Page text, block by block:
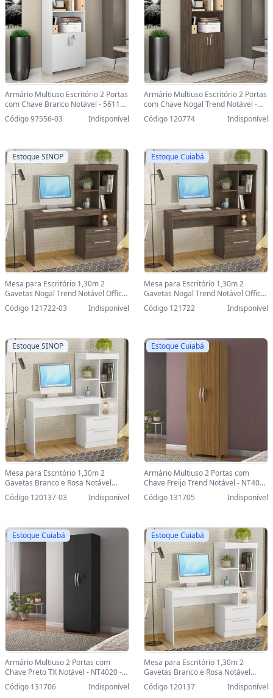
Armário Multiuso Escritório 2 Portas
com Chave Branco Notável - 56118-
SINOP-03 - 56118/123776
Código 97556-03 Indisponível
Armário Multiuso Escritório 2 Portas
com Chave Nogal Trend Notável -
56118 - 56118/313984
Código 120774 Indisponível
Estoque SINOP
Mesa para Escritório 1,30m 2
Gavetas Nogal Trend Notável Office
- NT2010/317196-SINOP-03 -
NT2010/317196
Código 121722-03 Indisponível
Estoque Cuiabá
Mesa para Escritório 1,30m 2
Gavetas Nogal Trend Notável Office
- NT2010/317196 - NT2010/317196
Código 121722 Indisponível
Estoque SINOP
Mesa para Escritório 1,30m 2
Gavetas Branco e Rosa Notável
Office - NT2010/279878-SINOP-03 -
NT2010/279878
Código 120137-03 Indisponível
Estoque Cuiabá
Armário Multiuso 2 Portas com
Chave Freijo Trend Notável - NT4020
- 508444 - NT4020 - 508444
Código 131705 Indisponível
Estoque Cuiabá
Armário Multiuso 2 Portas com
Chave Preto TX Notável - NT4020 -
NT4020 - 491690
Código 131706 Indisponível
Estoque Cuiabá
Mesa para Escritório 1,30m 2
Gavetas Branco e Rosa Notável
Office - NT2010/279878 -
NT2010/279878
Código 120137 Indisponível